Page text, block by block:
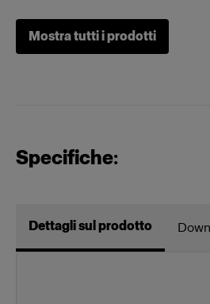
Heads
Mostra tutti i prodotti
Specifiche:
Dettagli sul prodotto